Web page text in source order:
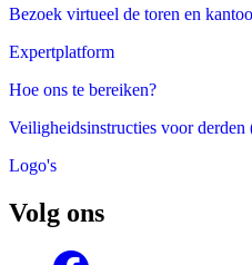
Bezoek virtueel de toren en
Expertplatform
Hoe ons te bereiken?
Veiligheidsinstructies voor derden
Logo's
Volg ons